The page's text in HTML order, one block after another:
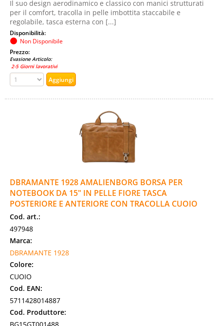
Il suo design aerodinamico e classico con manici strutturati
per il comfort, tracolla in pelle imbottita staccabile e
regolabile, tasca esterna con [...]
Disponibilità:
Non Disponibile
Prezzo:
Evasione Articolo:
2-5 Giorni lavorativi
DBRAMANTE 1928 AMALIENBORG BORSA PER
NOTEBOOK DA 15" IN PELLE FIORE TASCA
POSTERIORE E ANTERIORE CON TRACOLLA CUOIO
Cod. art.:
497948
Marca:
DBRAMANTE 1928
Colore:
CUOIO
Cod. EAN:
5711428014887
Cod. Produttore: